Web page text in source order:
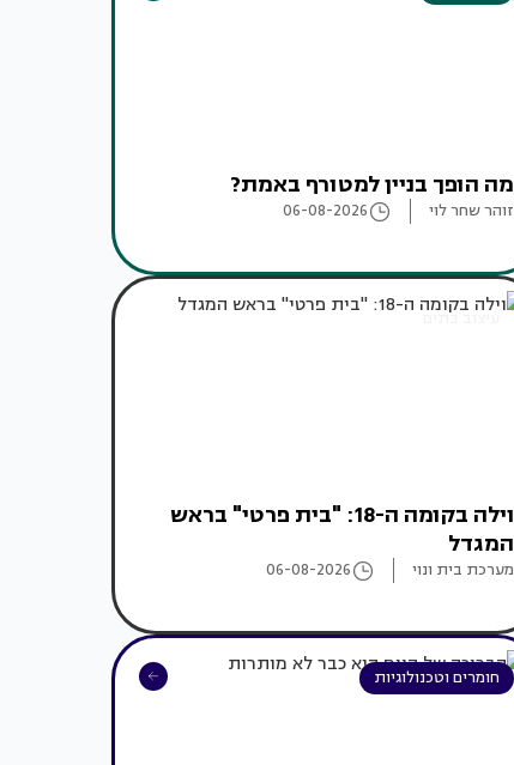
מה הופך בניין למטורף באמת?
זוהר שחר לוי 06-08-2026
עיצוב בתים
וילה בקומה ה-18: "בית פרטי" בראש
המגדל
מערכת בית ונוי 06-08-2026
חומרים וטכנולוגיות